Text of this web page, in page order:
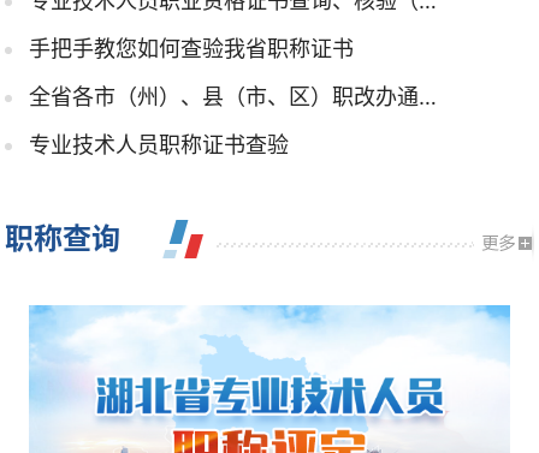
手把手教您如何查验我省职称证书
全省各市（州）、县（市、区）职改办通讯地址及联系电话
专业技术人员职称证书查验
职称查询